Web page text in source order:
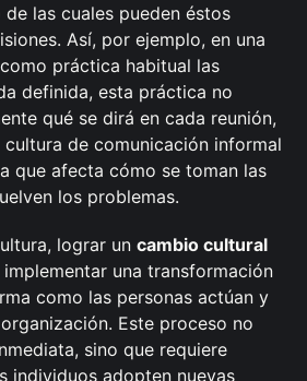
las cuales pueden éstos
Así, por ejemplo, en una
práctica habitual las
definida, esta práctica no
qué se dirá en cada reunión,
de comunicación informal
que afecta cómo se toman las
los problemas.
lograr uncambio cultural
una transformación
como las personas actúan y
Este proceso no
sino que requiere
individuos adopten nuevas